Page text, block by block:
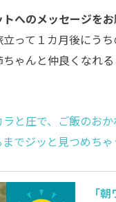
へのメッセージを
って１カ月後にう
ゃんと仲良くなれる
と圧で、ご飯のお
でジッと見つめち
「